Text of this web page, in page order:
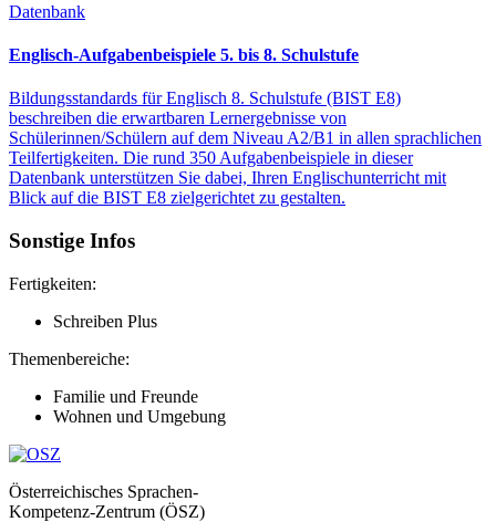
Datenbank
Englisch-Aufgabenbeispiele 5. bis 8. Schulstufe
Bildungsstandards für Englisch 8. Schulstufe (BIST E8)
beschreiben die erwartbaren Lernergebnisse von
Schülerinnen/Schülern auf dem Niveau A2/B1 in allen sprachlichen
Teilfertigkeiten. Die rund 350 Aufgabenbeispiele in dieser
Datenbank unterstützen Sie dabei, Ihren Englischunterricht mit
Blick auf die BIST E8 zielgerichtet zu gestalten.
Sonstige Infos
Fertigkeiten:
Schreiben Plus
Themenbereiche:
Familie und Freunde
Wohnen und Umgebung
Österreichisches Sprachen-
Kompetenz-Zentrum (ÖSZ)